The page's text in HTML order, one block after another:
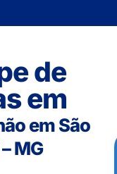
de
em
em São
MG